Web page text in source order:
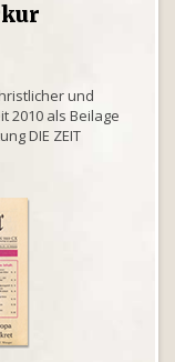
und
2010 als Beilage
DIE ZEIT